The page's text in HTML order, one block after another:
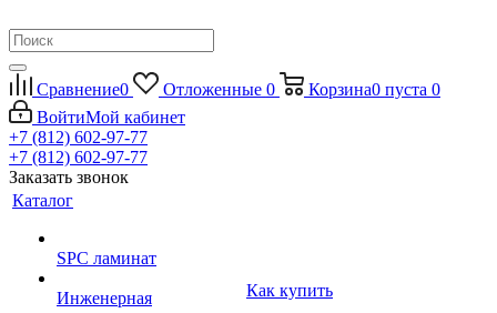
Сравнение0 Отложенные 0 Корзина0 пуста 0
ВойтиМой кабинет
+7 (812) 602-97-77
+7 (812) 602-97-77
Заказать звонок
Каталог
SPC ламинат
Инженерная
Как купить